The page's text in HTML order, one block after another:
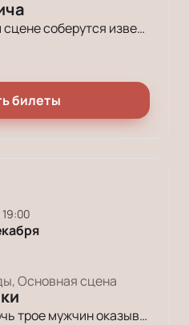
В этот вечер на одной сцене соберутся известные артисты, чтобы вспомнить человека, который руководил столицей 18 лет и оставил неизгладимый след в ее истории.
билеты
19:00
Основная сцена
В рождественскую ночь трое мужчин оказываются в КПЗ за административные правонарушения. Один – за курение в неположенном месте, второй – за алкогольное опьянение, третий – за превышение скорости.